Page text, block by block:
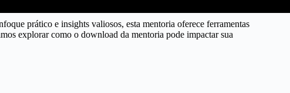
prático e insights valiosos, esta mentoria oferece ferramentas
explorar como o download da mentoria pode impactar sua